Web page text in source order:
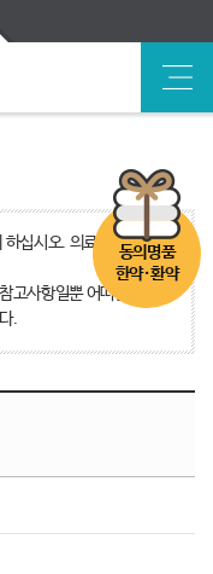
동의명품
한약·환약
십시오. 의료분쟁, 타병
고사항일뿐 어떠한 경우
.